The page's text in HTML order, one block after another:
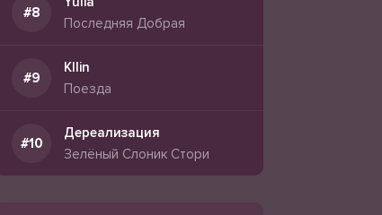
Последняя Добрая
Kllin
Поезда
Дереализация
Зелёный Слоник Стори